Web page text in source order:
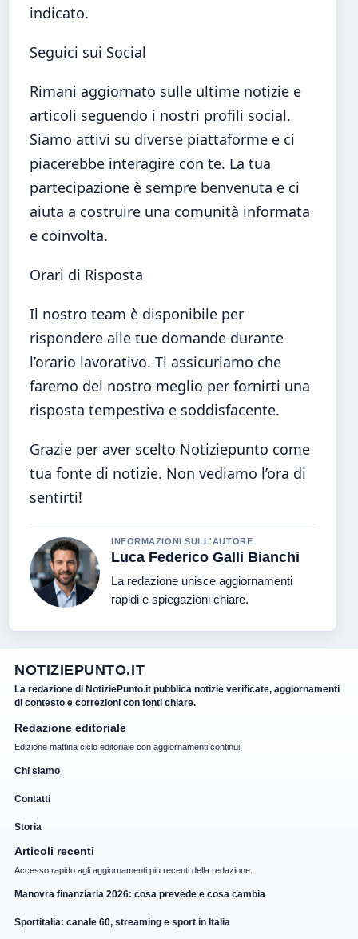
indicato.
Seguici sui Social
Rimani aggiornato sulle ultime notizie e
articoli seguendo i nostri profili social.
Siamo attivi su diverse piattaforme e ci
piacerebbe interagire con te. La tua
partecipazione è sempre benvenuta e ci
aiuta a costruire una comunità informata
e coinvolta.
Orari di Risposta
Il nostro team è disponibile per
rispondere alle tue domande durante
l’orario lavorativo. Ti assicuriamo che
faremo del nostro meglio per fornirti una
risposta tempestiva e soddisfacente.
Grazie per aver scelto Notiziepunto come
tua fonte di notizie. Non vediamo l’ora di
sentirti!
INFORMAZIONI SULL'AUTORE
Luca Federico Galli Bianchi
La redazione unisce aggiornamenti
rapidi e spiegazioni chiare.
NOTIZIEPUNTO.IT
La redazione di NotiziePunto.it pubblica notizie verificate, aggiornamenti
di contesto e correzioni con fonti chiare.
Redazione editoriale
Edizione mattina ciclo editoriale con aggiornamenti continui.
Chi siamo
Contatti
Storia
Articoli recenti
Accesso rapido agli aggiornamenti piu recenti della redazione.
Manovra finanziaria 2026: cosa prevede e cosa cambia
Sportitalia: canale 60, streaming e sport in Italia